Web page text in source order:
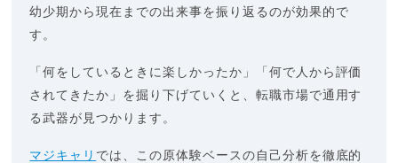
幼少期から現在までの出来事を振り返るのが効果的で
す。
「何をしているときに楽しかったか」「何で人から評価
されてきたか」を掘り下げていくと、転職市場で通用す
る武器が見つかります。
マジキャリ では、この原体験ベースの自己分析を徹底的